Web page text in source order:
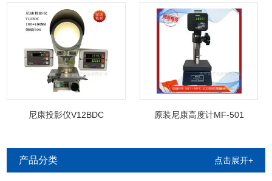
尼康投影仪V12BDC 原装尼康高度计MF-501
产品分类 点击展开+